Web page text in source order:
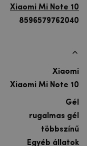
Xiaomi Mi Note 10
8596579762040
Xiaomi
Xiaomi Mi Note 10
Gél
rugalmas gél
többszínű
Egyéb állatok